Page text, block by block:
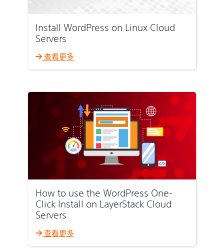
Install WordPress on Linux Cloud
Servers
查看更多
How to use the WordPress One-
Click Install on LayerStack Cloud
Servers
查看更多